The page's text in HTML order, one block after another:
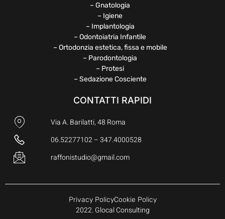
– Gnatologia
– Igiene
– Implantologia
– Odontoiatria Infantile
– Ortodonzia estetica, fissa e mobile
– Parodontologia
– Protesi
– Sedazione Cosciente
CONTATTI RAPIDI
Via A. Barilatti, 48 Roma
06.52277102 – 347.4000528
raffonistudio@gmail.com
2022. Glocal Consulting
Privacy PolicyCookie Policy